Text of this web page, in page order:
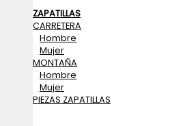
ZAPATILLAS
CARRETERA
Hombre
Mujer
MONTAÑA
Hombre
Mujer
PIEZAS ZAPATILLAS